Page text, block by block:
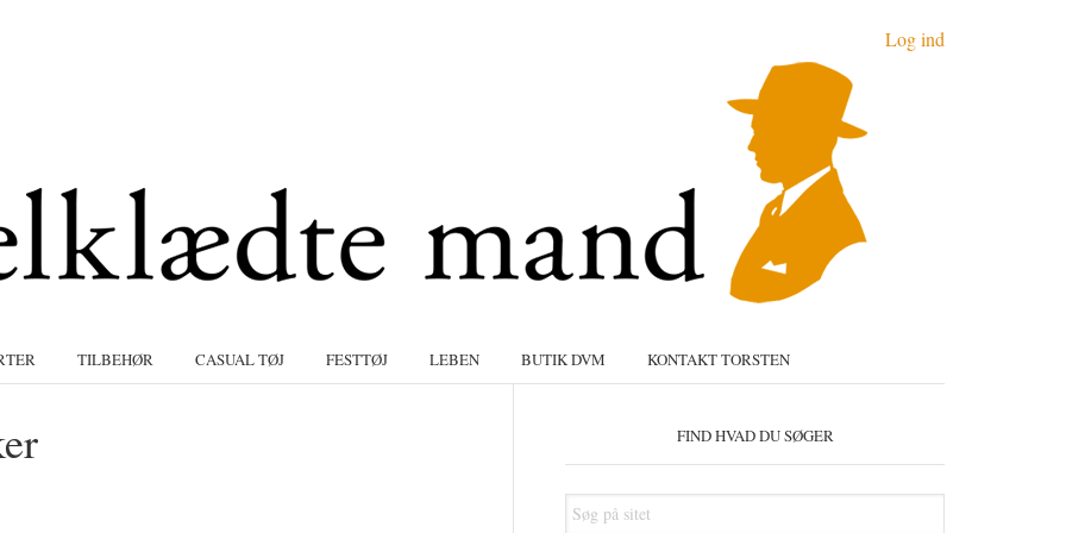
Log ind
TILBEHØR CASUAL TØJ FESTTØJ LEBEN BUTIK DVM KONTAKT TORSTEN
FIND HVAD DU SØGER
Søg